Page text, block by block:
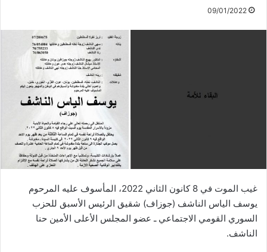
09/01/2022
غيب الموت في 8 كانون الثاني 2022، المأسوف عليه المرحوم
يوسف الياس الناشف (جوزاف) شقيق الرئيس الأسبق للحزب
السوري القومي الاجتماعي ـ عضو المجلس الأعلى الأمين حنا
الناشف.